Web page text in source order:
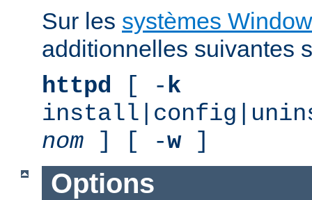
Sur les systèmes
additionnelles suivantes
httpd [ -k
nom ] [ -w]
Options